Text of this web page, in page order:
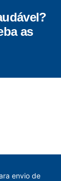
as
envio de